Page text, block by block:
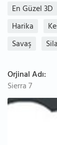
En Güzel 3D
Harika
Savaş
Orjinal Adı:
Sierra 7